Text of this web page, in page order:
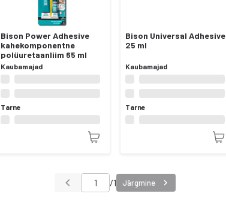
Bison Power Adhesive
kahekomponentne
polüuretaanliim 65 ml
Kaubamajad
Tarne
Bison Universal Adhesive
25 ml
Kaubamajad
Tarne
/1 Järgmine